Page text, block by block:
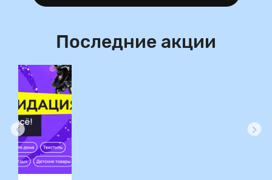
Последние акции